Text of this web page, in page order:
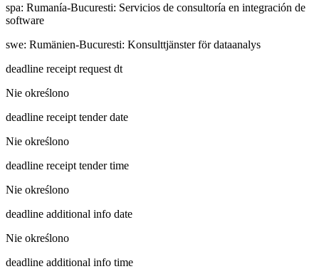
spa: Rumanía-Bucuresti: Servicios de consultoría en integración de
software
swe: Rumänien-Bucuresti: Konsulttjänster för dataanalys
deadline receipt request dt
Nie określono
deadline receipt tender date
Nie określono
deadline receipt tender time
Nie określono
deadline additional info date
Nie określono
deadline additional info time